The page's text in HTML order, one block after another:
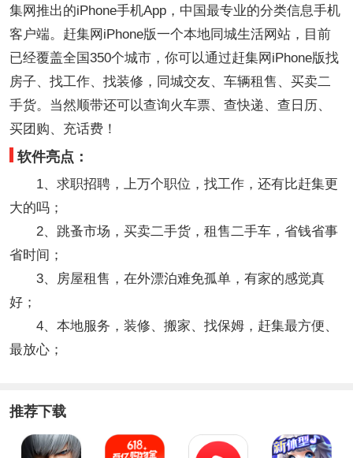
集网推出的iPhone手机App，中国最专业的分类信息手机
客户端。赶集网iPhone版一个本地同城生活网站，目前
已经覆盖全国350个城市，你可以通过赶集网iPhone版找
房子、找工作、找装修，同城交友、车辆租售、买卖二
手货。当然顺带还可以查询火车票、查快递、查日历、
买团购、充话费！
软件亮点：
1、求职招聘，上万个职位，找工作，还有比赶集更
大的吗；
2、跳蚤市场，买卖二手货，租售二手车，省钱省事
省时间；
3、房屋租售，在外漂泊难免孤单，有家的感觉真
好；
4、本地服务，装修、搬家、找保姆，赶集最方便、
最放心；
推荐下载